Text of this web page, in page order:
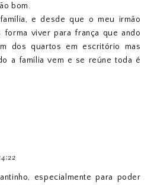
bom.
e desde que o meu irmão
forma viver para frança que ando
dos quartos em escritório mas
a família vem e se reúne toda é
especialmente para poder